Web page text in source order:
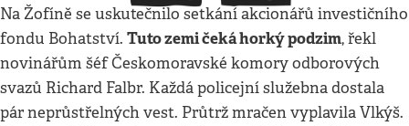
Na Žofíně se uskutečnilo setkání akcionářů investičního
fondu Bohatství. Tuto zemi čeká horký podzim, řekl
novinářům šéf Českomoravské komory odborových
svazů Richard Falbr. Každá policejní služebna dostala
pár neprůstřelných vest. Průtrž mračen vyplavila Vlkýš.